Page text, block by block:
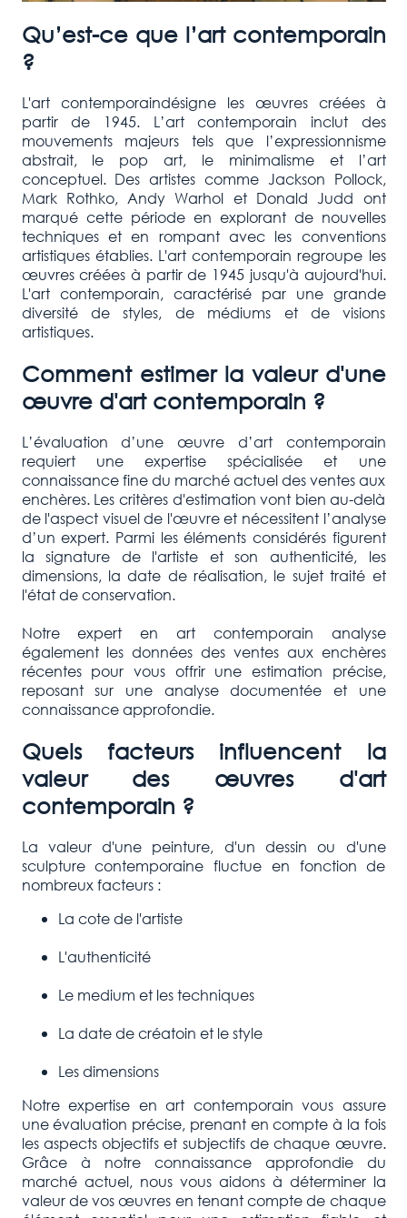
Qu’est-ce que l’art contemporain
?
L'art contemporaindésigne les œuvres créées à
partir de 1945. L’art contemporain inclut des
mouvements majeurs tels que l’expressionnisme
abstrait, le pop art, le minimalisme et l’art
conceptuel. Des artistes comme Jackson Pollock,
Mark Rothko, Andy Warhol et Donald Judd ont
marqué cette période en explorant de nouvelles
techniques et en rompant avec les conventions
artistiques établies. L'art contemporain regroupe les
œuvres créées à partir de 1945 jusqu'à aujourd'hui.
L'art contemporain, caractérisé par une grande
diversité de styles, de médiums et de visions
artistiques.
Comment estimer la valeur d'une
œuvre d'art contemporain ?
L’évaluation d’une œuvre d’art contemporain
requiert une expertise spécialisée et une
connaissance fine du marché actuel des ventes aux
enchères. Les critères d'estimation vont bien au-delà
de l'aspect visuel de l'œuvre et nécessitent l’analyse
d’un expert. Parmi les éléments considérés figurent
la signature de l'artiste et son authenticité, les
dimensions, la date de réalisation, le sujet traité et
l'état de conservation.
Notre expert en art contemporain analyse
également les données des ventes aux enchères
récentes pour vous offrir une estimation précise,
reposant sur une analyse documentée et une
connaissance approfondie.
Quels facteurs influencent la
valeur des œuvres d'art
contemporain ?
La valeur d'une peinture, d'un dessin ou d'une
sculpture contemporaine fluctue en fonction de
nombreux facteurs :
La cote de l'artiste
L'authenticité
Le medium et les techniques
La date de créatoin et le style
Les dimensions
Notre expertise en art contemporain vous assure
une évaluation précise, prenant en compte à la fois
les aspects objectifs et subjectifs de chaque œuvre.
Grâce à notre connaissance approfondie du
marché actuel, nous vous aidons à déterminer la
valeur de vos œuvres en tenant compte de chaque